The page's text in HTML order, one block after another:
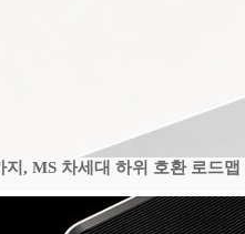
, MS 차세대 하위 호환 로드맵